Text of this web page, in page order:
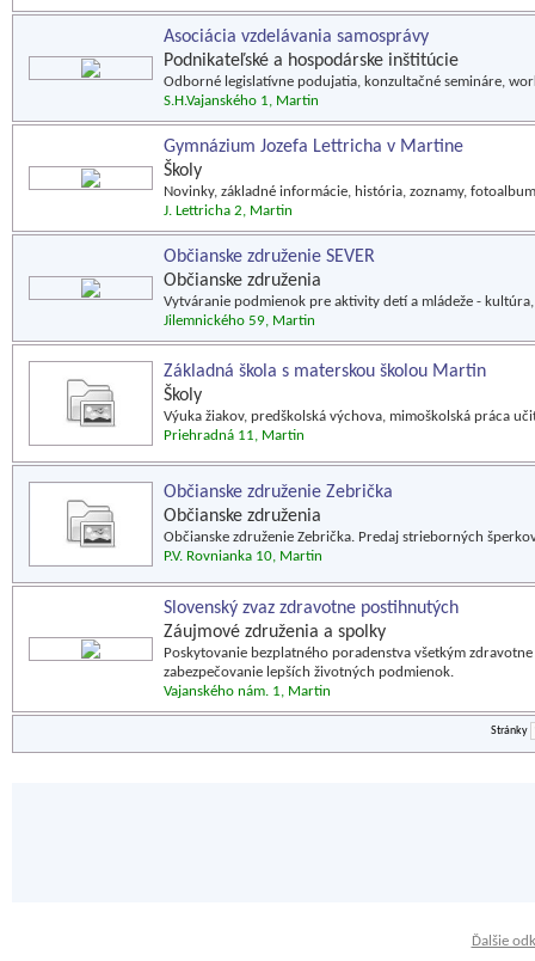
Asociácia vzdelávania samosprávy
Podnikateľské a hospodárske inštitúcie
Odborné legislatívne podujatia, konzultačné semináre,
S.H.Vajanského 1, Martin
Gymnázium Jozefa Lettricha v Martine
Školy
Novinky, základné informácie, história, zoznamy,
J. Lettricha 2, Martin
Občianske združenie SEVER
Občianske združenia
Vytváranie podmienok pre aktivity detí a mládeže -
Jilemnického 59, Martin
Základná škola s materskou školou Martin
Školy
Výuka žiakov, predškolská výchova, mimoškolská práca
Priehradná 11, Martin
Občianske združenie Zebrička
Občianske združenia
Občianske združenie Zebrička. Predaj strieborných
P.V. Rovnianka 10, Martin
Slovenský zvaz zdravotne postihnutých
Záujmové združenia a spolky
Poskytovanie bezplatného poradenstva všetkým
zabezpečovanie lepších životných podmienok.
Vajanského nám. 1, Martin
Stránky
Ďalšie